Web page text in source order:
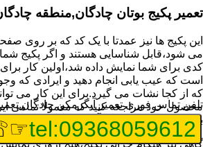
تعمیر پکیج بوتان چادگان,منطقه
این پکیج ها نیز عمدتا با یک کد که بر روی
می شود،قابل شناسایی هستند و اگر پکیج
کدی برای شما نمایش داده شد،اولین کار برای
است که عیب یابی انجام دهید و ایرادی که
که از کجا نشات می گیرد.برای این کار می
محصول خود مراجعه کنید که معمولا تمامی
برای پکیج پیش بیاید در آن قرار گرفته است.
گاهی نیز هنگام خرابی پکیج،هیچ اروری
تلفن تماس فوریتعمیر آبگرمکن
tel:09368059612